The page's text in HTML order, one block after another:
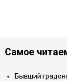
Самое
Бывший